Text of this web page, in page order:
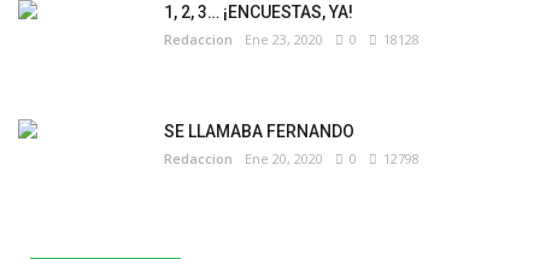
1, 2, 3… ¡ENCUESTAS, YA!
Redaccion Ene 23, 2020 0 18128
SE LLAMABA FERNANDO
Redaccion Ene 20, 2020 0 12798